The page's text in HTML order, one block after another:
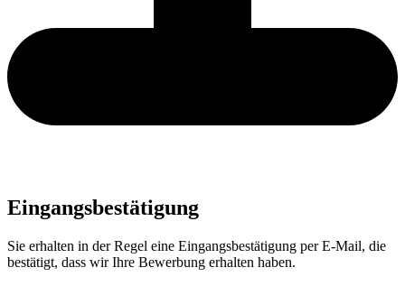
Eingangsbestätigung
Sie erhalten in der Regel eine Eingangsbestätigung per E-Mail, die
bestätigt, dass wir Ihre Bewerbung erhalten haben.